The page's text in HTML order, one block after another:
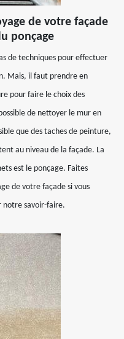
de votre façade
ponçage
de techniques pour effectuer
Mais, il faut prendre en
pour faire le choix des
de nettoyer le mur en
que des taches de peinture,
au niveau de la façade. La
est le ponçage. Faites
de votre façade si vous
notre savoir-faire.